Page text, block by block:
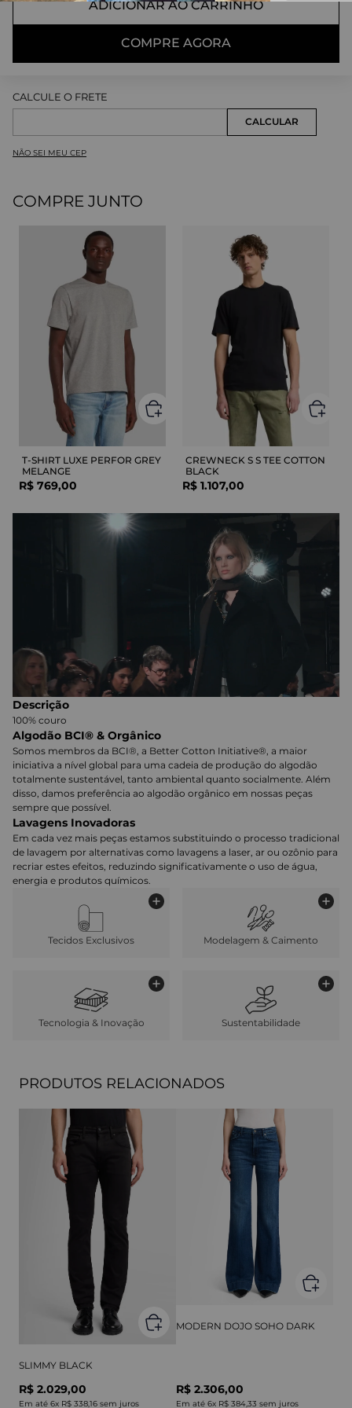
ADICIONAR AO CARRINHO
COMPRE AGORA
NÃO SEI MEU CEP
COMPRE JUNTO
T-SHIRT LUXE PERFOR GREY
MELANGE
R$ 769,00
CREWNECK S S TEE COTTON
BLACK
R$ 1.107,00
Descrição
100% couro
Algodão BCI® & Orgânico
Somos membros da BCI®, a Better Cotton Initiative®, a maior
iniciativa a nível global para uma cadeia de produção do algodão
totalmente sustentável, tanto ambiental quanto socialmente. Além
disso, damos preferência ao algodão orgânico em nossas peças
sempre que possível.
Lavagens Inovadoras
Em cada vez mais peças estamos substituindo o processo tradicional
de lavagem por alternativas como lavagens a laser, ar ou ozônio para
recriar estes efeitos, reduzindo significativamente o uso de água,
energia e produtos químicos.
Tecidos Exclusivos Modelagem & Caimento
Tecnologia & Inovação Sustentabilidade
PRODUTOS RELACIONADOS
SLIMMY BLACK
R$ 2.029,00
Em até 6x R$ 338,16 sem juros
MODERN DOJO SOHO DARK
R$ 2.306,00
Em até 6x R$ 384,33 sem juros